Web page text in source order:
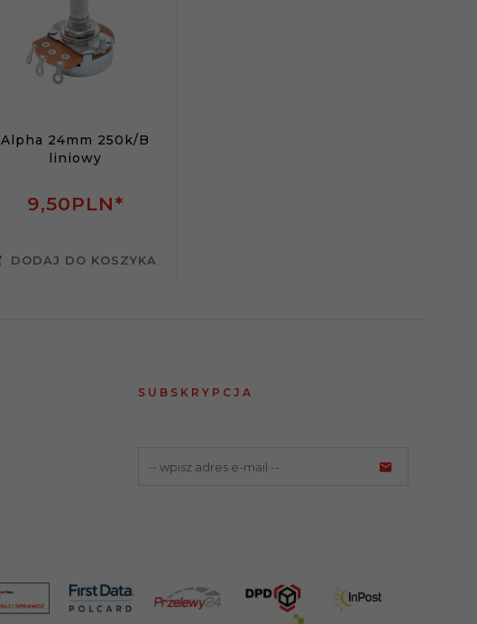
Alpha 24mm 250k/B
liniowy
9,50PLN*
DODAJ DO KOSZYKA
SUBSKRYPCJA